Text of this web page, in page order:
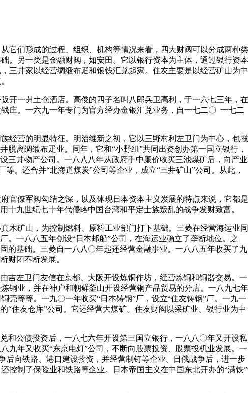
它们形成的过程、组织、机构等情况来看，四大财阀可以分成两种类
。另一类是金融财阀，如安田。它以银行资本为主体，通过银行资本
三井家以经营绸缎布疋和银钱汇兑起家。住友主要是以经营矿山为中
开一爿土仓酒店。高俊的四子名叫八郎兵卫高利，于一六七三年，在
庄。一六九一年专门为官方经办金银汇兑业务，自一七二〇–一七二
经营的明显特征。明治维新之初，它以三野村利左卫门为中心，包揽
离绸缎布疋业。同年，它和“小野组”共同出资创办第一国立银行，
三井物产公司。一八八八年从政府手中廉价收买三池煤矿后，向产业
。还合并“北海道煤炭”公司等企业，成立“三井矿山”公司。从此，
官僚军阀勾结之深，以及体现日本资本主义发展的特点来说，它都是
九世纪七十年代侵略中国台湾和平定士族叛乱的战争发财致富。
木矿山，为控制燃料、原料工业部门打下基础。三菱在经营海运业同
。一八八五年创设“日本邮船”公司，在海运业确立了垄断地位。之
的基础。三菱自一八八〇年起还经营金融事业。一八八五年收买了九
财团不断发展。
吉左卫门友信在京都、大阪开设炼铜作坊，经营炼铜和铜器交易。一
铜业，并在神户和朝鲜釜山开设经营铜产品贸易的分店。一八九七年
等等。一九〇一年收买“日本铸钢”厂，设立“住友铸钢”厂。一九一
“住友仓库”公司。它还经营大煤矿。住友财阀以采矿业、银行业为中
和公债投资后，一八七六年开设第三国立银行，一八八〇年又开设私
九年又收买“东京电灯”公司，不断向股票投资、股票投机业发展。一
后向铁路、港口建设投资，并经营制钉等企业。日俄战争后，进一步
控制了保险业和铁路等企业。日本帝国主义在中国东北开办的“满铁”